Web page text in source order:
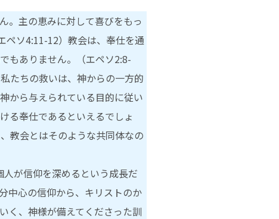
。主の恵みに対して喜びをもっ
ペソ4:11-12）教会は、奉仕を通
もありません。（エペソ2:8-
たちの救いは、神からの一方的
から与えられている目的に従い
る奉仕であるといえるでしょ
教会とはそのような共同体なの
が信仰を深めるという成長だ
中心の信仰から、キリストのか
く、神様が備えてくださった訓